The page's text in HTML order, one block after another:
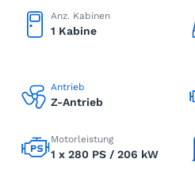
Anz. Kabinen
1 Kabine
Antrieb
Z-Antrieb
Motorleistung
1 x 280 PS / 206 kW